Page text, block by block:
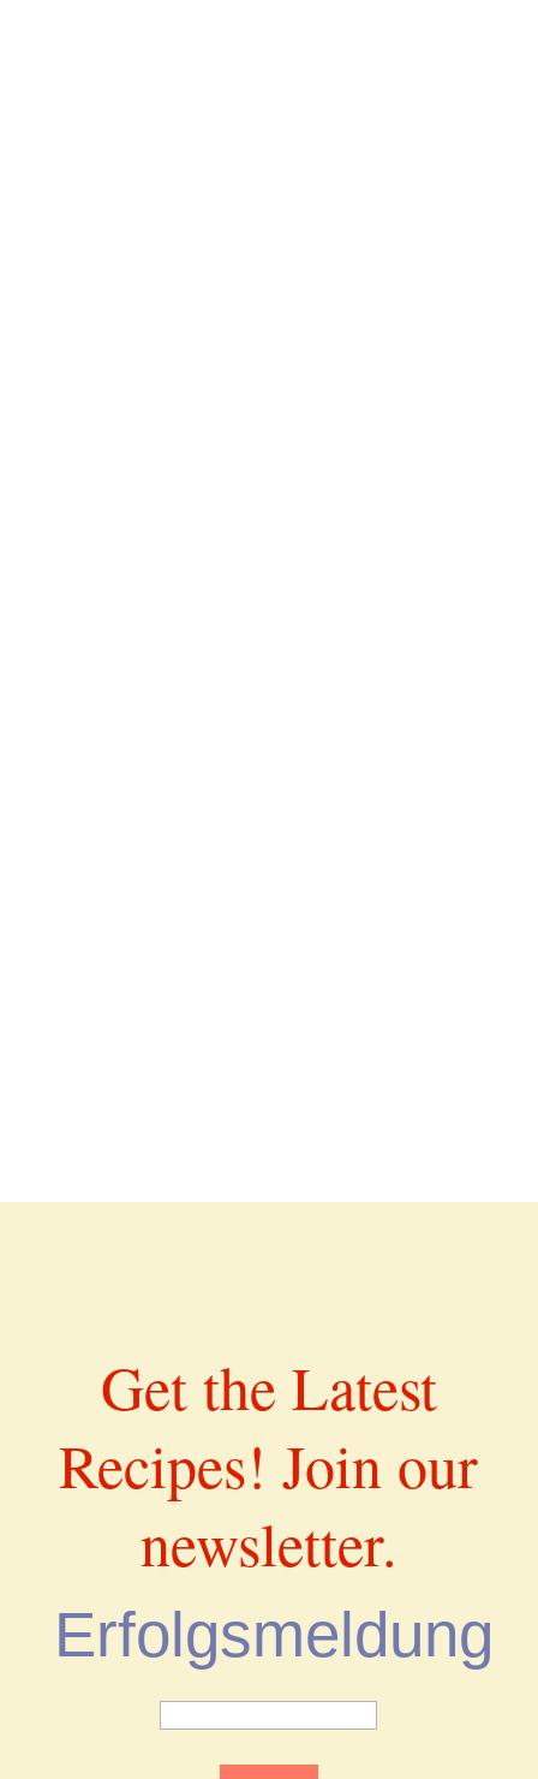
Get the Latest
Recipes! Join our
newsletter.
Erfolgsmeldung